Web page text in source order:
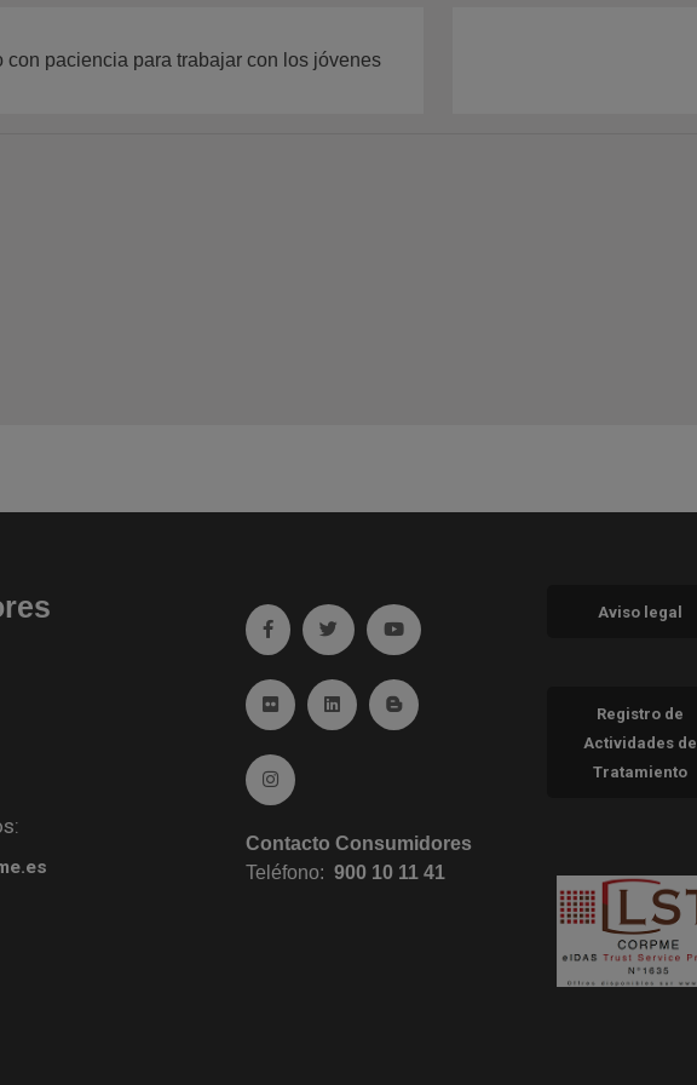
con paciencia para trabajar con los jóvenes
Ir a facebook (abre en ventana nueva)
Ir a twitter (abre en ventana nueva)
Ir a YouTube (abre en ventana nueva)
Ir a Flickr (abre en ventana nueva)
Ir a Linkedin (abre en ventana nueva)
Ir al Blog (abre en ventana nueva)
Ir a Instagram (abre en ventana nueva)
Contacto Consumidores
Teléfono:900 10 11 41
Aviso legal
Registro de
Actividades de
Tratamiento